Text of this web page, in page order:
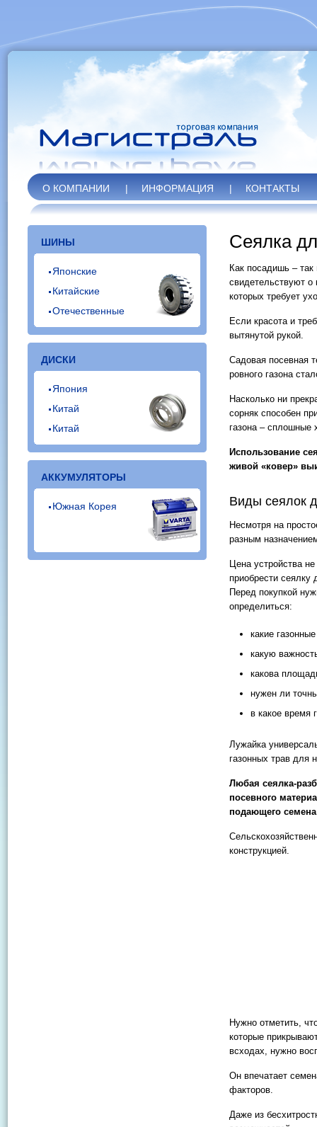
О КОМПАНИИ | ИНФОРМАЦИЯ | КОНТАКТЫ
ШИНЫ
Японские
Китайские
Отечественные
ДИСКИ
Япония
Китай
Китай
АККУМУЛЯТОРЫ
Южная Корея
Сеялка
Как посадишь –
свидетельствуют о
которых требует
Если красота и
вытянутой рукой.
Садовая посевная
ровного газона
Насколько ни
сорняк способен
газона – сплошные
Использование
живой «ковер»
Виды сеялок
Несмотря на
разным
Цена устройства
приобрести сеялку
Перед покупкой
определиться:
какие
какую
какова
нужен ли
в какое время
Лужайка
газонных трав для
Любая сеялка-
посевного
подающего
конструкцией.
Нужно отметить,
которые
всходах, нужно
Он впечатает
факторов.
Даже из